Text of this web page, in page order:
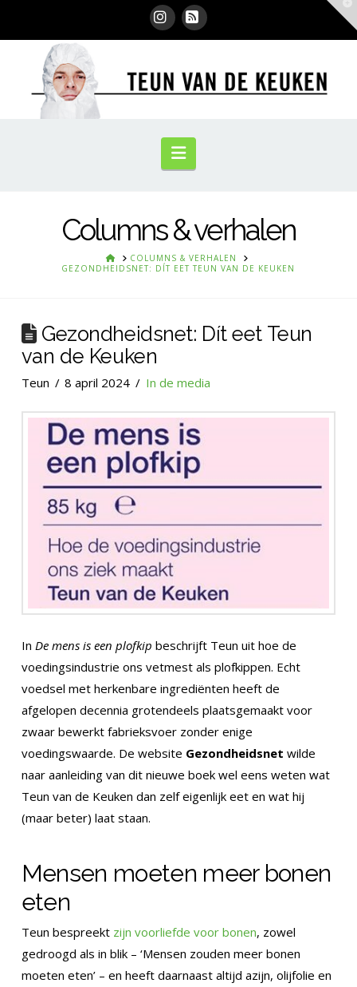
Instagram
RSS
Navigation
Columns & verhalen
HOMECOLUMNS & VERHALEN
GEZONDHEIDSNET: DÍT EET TEUN VAN DE KEUKEN
Gezondheidsnet: Dít eet Teun
van de Keuken
Teun 8 april 2024 In de media
In De mens is een plofkip beschrijft Teun uit hoe de
voedingsindustrie ons vetmest als plofkippen. Echt
voedsel met herkenbare ingrediënten heeft de
afgelopen decennia grotendeels plaatsgemaakt voor
zwaar bewerkt fabrieksvoer zonder enige
voedingswaarde. De website Gezondheidsnet wilde
naar aanleiding van dit nieuwe boek wel eens weten wat
Teun van de Keuken dan zelf eigenlijk eet en wat hij
(maar beter) laat staan.
Mensen moeten meer bonen
eten
Teun bespreekt zijn voorliefde voor bonen, zowel
gedroogd als in blik – ‘Mensen zouden meer bonen
moeten eten’ – en heeft daarnaast altijd azijn, olijfolie en